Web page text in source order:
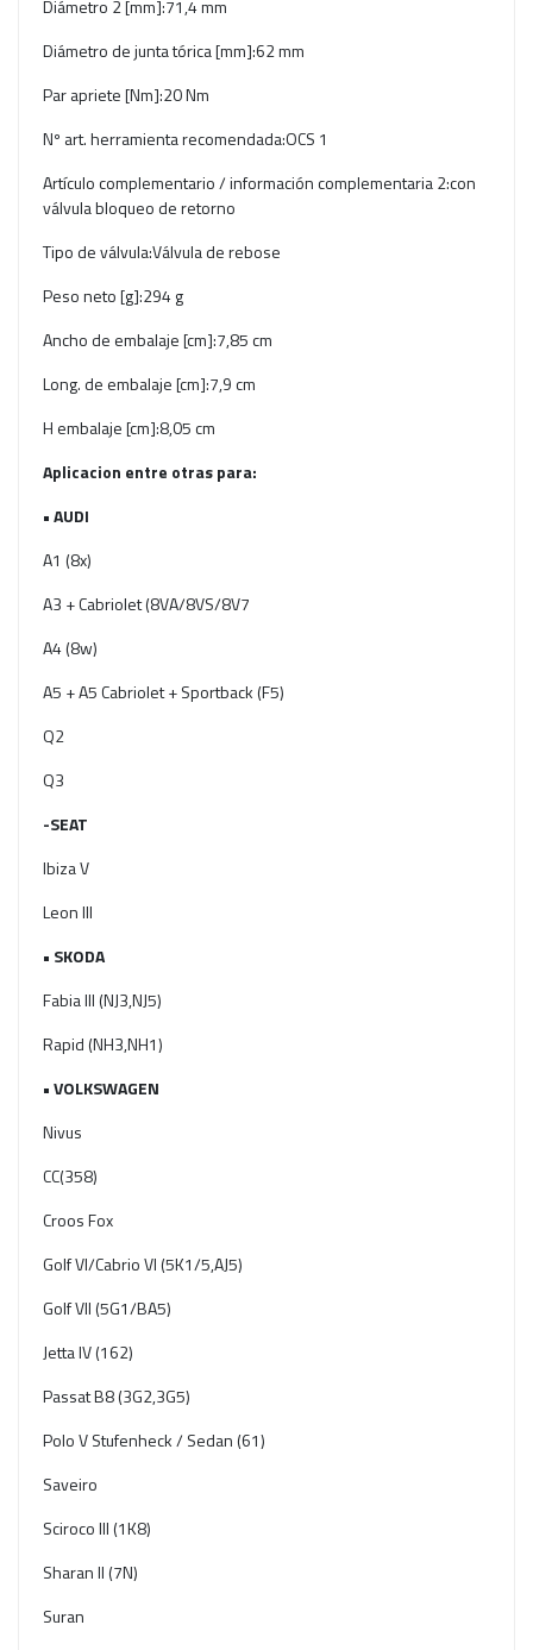
Diámetro 2 [mm]:71,4 mm
Diámetro de junta tórica [mm]:62 mm
Par apriete [Nm]:20 Nm
Nº art. herramienta recomendada:OCS 1
Artículo complementario / información complementaria 2:con
válvula bloqueo de retorno
Tipo de válvula:Válvula de rebose
Peso neto [g]:294 g
Ancho de embalaje [cm]:7,85 cm
Long. de embalaje [cm]:7,9 cm
H embalaje [cm]:8,05 cm
Aplicacion entre otras para:
• AUDI
A1 (8x)
A3 + Cabriolet (8VA/8VS/8V7
A4 (8w)
A5 + A5 Cabriolet + Sportback (F5)
Q2
Q3
-SEAT
Ibiza V
Leon III
• SKODA
Fabia III (NJ3,NJ5)
Rapid (NH3,NH1)
• VOLKSWAGEN
Nivus
CC(358)
Croos Fox
Golf VI/Cabrio VI (5K1/5,AJ5)
Golf VII (5G1/BA5)
Jetta IV (162)
Passat B8 (3G2,3G5)
Polo V Stufenheck / Sedan (61)
Saveiro
Sciroco III (1K8)
Sharan II (7N)
Suran